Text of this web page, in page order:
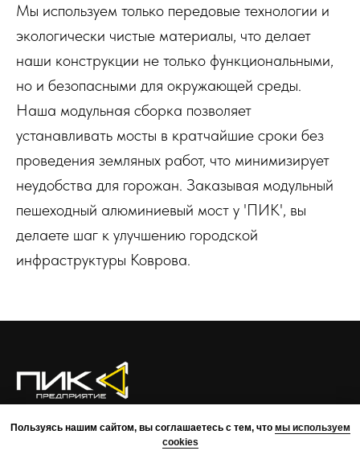
Мы используем только передовые технологии и
экологически чистые материалы, что делает
наши конструкции не только функциональными,
но и безопасными для окружающей среды.
Наша модульная сборка позволяет
устанавливать мосты в кратчайшие сроки без
проведения земляных работ, что минимизирует
неудобства для горожан. Заказывая модульный
пешеходный алюминиевый мост у 'ПИК', вы
делаете шаг к улучшению городской
инфраструктуры Коврова.
О КОМПАНИИ ПРЕИМУЩЕСТВА
Пользуясь нашим сайтом, вы соглашаетесь с тем, что мы используем
cookies